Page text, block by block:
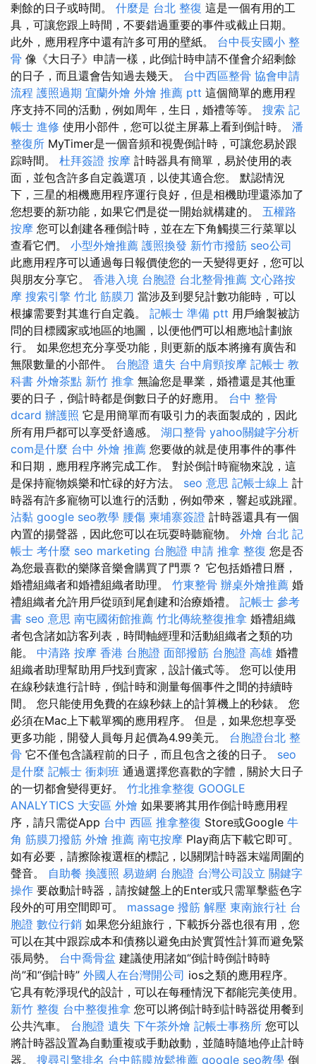
剩餘的日子或時間。 什麼是 台北 整復 這是一個有用的工
具，可讓您跟上時間，不要錯過重要的事件或截止日期。
此外，應用程序中還有許多可用的壁紙。 台中長安國小 整
骨 像《大日子》申請一樣，此倒計時申請不僅會介紹剩餘
的日子，而且還會告知過去幾天。 台中西區整骨 協會申請
流程 護照過期 宜蘭外燴 外燴 推薦 ptt 這個簡單的應用程
序支持不同的活動，例如周年，生日，婚禮等等。 搜索 記
帳士 進修 使用小部件，您可以從主屏幕上看到倒計時。 潘
整復所 MyTimer是一個音頻和視覺倒計時，可讓您易於跟
踪時間。 杜拜簽證 按摩 計時器具有簡單，易於使用的表
面，並包含許多自定義選項，以使其適合您。 默認情況
下，三星的相機應用程序運行良好，但是相機助理還添加了
您想要的新功能，如果它們是從一開始就構建的。 五權路
按摩 您可以創建各種倒計時，並在左下角觸摸三行菜單以
查看它們。 小型外燴推薦 護照換發 新竹市撥筋 seo公司
此應用程序可以通過每日報價使您的一天變得更好，您可以
與朋友分享它。 香港入境 台胞證 台北整骨推薦 文心路按
摩 搜索引擎 竹北 筋膜刀 當涉及到嬰兒計數功能時，可以
根據需要對其進行自定義。 記帳士 準備 ptt 用戶繪製被訪
問的目標國家或地區的地圖，以便他們可以相應地計劃旅
行。 如果您想充分享受功能，則更新的版本將擁有廣告和
無限數量的小部件。 台胞證 遺失 台中肩頸按摩 記帳士 教
科書 外燴茶點 新竹 推拿 無論您是畢業，婚禮還是其他重
要的日子，倒計時都是倒數日子的好應用。 台中 整骨
dcard 辦護照 它是用簡單而有吸引力的表面製成的，因此
所有用戶都可以享受舒適感。 湖口整骨 yahoo關鍵字分析
com是什麼 台中 外燴 推薦 您要做的就是使用事件的事件
和日期，應用程序將完成工作。 對於倒計時寵物來說，這
是保持寵物娛樂和忙碌的好方法。 seo 意思 記帳士線上 計
時器有許多寵物可以進行的活動，例如帶來，響起或跳躍。
沾黏 google seo教學 腰傷 柬埔寨簽證 計時器還具有一個
內置的揚聲器，因此您可以在玩耍時聽寵物。 外燴 台北 記
帳士 考什麼 seo marketing 台胞證 申請 推拿 整復 您是否
為您最喜歡的樂隊音樂會購買了門票？ 它包括婚禮日曆，
婚禮組織者和婚禮組織者助理。 竹東整骨 辦桌外燴推薦 婚
禮組織者允許用戶從頭到尾創建和治療婚禮。 記帳士 參考
書 seo 意思 南屯國術館推薦 竹北傳統整復推拿 婚禮組織
者包含諸如訪客列表，時間軸經理和活動組織者之類的功
能。 中清路 按摩 香港 台胞證 面部撥筋 台胞證 高雄 婚禮
組織者助理幫助用戶找到賣家，設計儀式等。 您可以使用
在線秒錶進行計時，倒計時和測量每個事件之間的持續時
間。 您只能使用免費的在線秒錶上的計算機上的秒錶。 您
必須在Mac上下載單獨的應用程序。 但是，如果您想享受
更多功能，開發人員每月起價為4.99美元。 台胞證台北 整
骨 它不僅包含議程前的日子，而且包含之後的日子。 seo
是什麼 記帳士 衝刺班 通過選擇您喜歡的字體，關於大日子
的一切都會變得更好。 竹北推拿整復 GOOGLE
ANALYTICS 大安區 外燴 如果要將其用作倒計時應用程
序，請只需從App 台中 西區 推拿整復 Store或Google 牛
角 筋膜刀撥筋 外燴 推薦 南屯按摩 Play商店下載它即可。
如有必要，請擦除複選框的標記，以關閉計時器末端周圍的
聲音。 自助餐 換護照 易遊網 台胞證 台灣公司設立 關鍵字
操作 要啟動計時器，請按鍵盤上的Enter或只需單擊藍色字
段外的可用空間即可。 massage 撥筋 解壓 東南旅行社 台
胞證 數位行銷 如果您分組旅行，下載拆分器也很有用，您
可以在其中跟踪成本和債務以避免由於實質性計算而避免緊
張局勢。 台中喬骨盆 建議使用諸如“倒計時倒計時時
尚”和“倒計時” 外國人在台灣開公司 ios之類的應用程序。
它具有乾淨現代的設計，可以在每種情況下都能完美使用。
新竹 整復 台中整復推拿 您可以將倒計時到計時器從用餐到
公共汽車。 台胞證 遺失 下午茶外燴 記帳士事務所 您可以
將計時器設置為自動重複或手動啟動，並隨時隨地停止計時
器。 搜尋引擎排名 台中筋膜放鬆推薦 google seo教學 倒